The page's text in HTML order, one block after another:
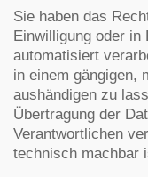
Sie haben das
Einwilligung oder in
automatisiert
in einem gängigen,
aushändigen zu
Übertragung der
Verantwortlichen
technisch machbar